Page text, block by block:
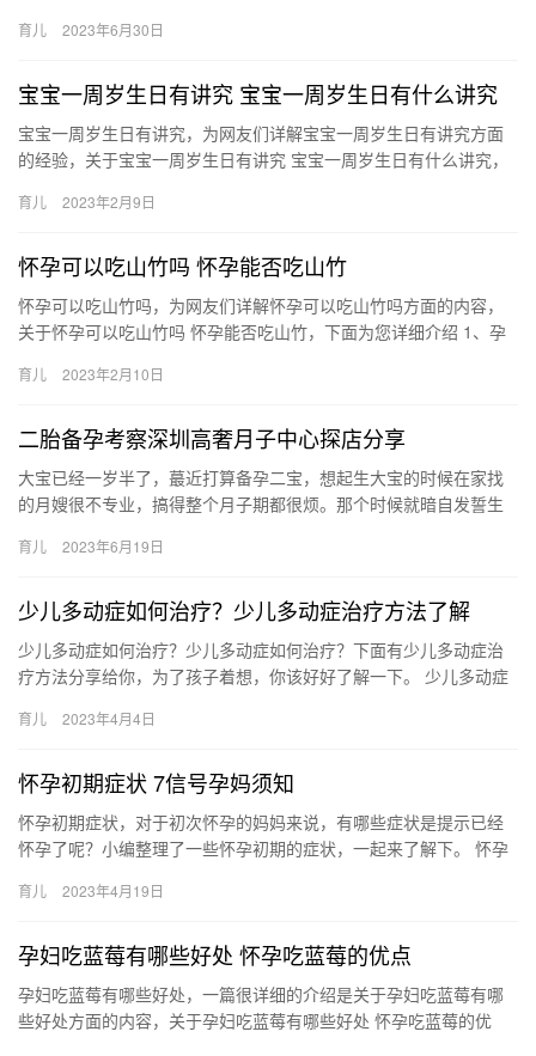
一下…
育儿 2023年6月30日
宝宝一周岁生日有讲究 宝宝一周岁生日有什么讲究
宝宝一周岁生日有讲究，为网友们详解宝宝一周岁生日有讲究方面
的经验，关于宝宝一周岁生日有讲究 宝宝一周岁生日有什么讲究，
宝…
育儿 2023年2月9日
怀孕可以吃山竹吗 怀孕能否吃山竹
怀孕可以吃山竹吗，为网友们详解怀孕可以吃山竹吗方面的内容，
关于怀孕可以吃山竹吗 怀孕能否吃山竹，下面为您详细介绍 1、孕
可…
育儿 2023年2月10日
二胎备孕考察深圳高奢月子中心探店分享
大宝已经一岁半了，蕞近打算备孕二宝，想起生大宝的时候在家找
的月嫂很不专业，搞得整个月子期都很烦。那个时候就暗自发誓生
算备…
育儿 2023年6月19日
少儿多动症如何治疗？少儿多动症治疗方法了解
少儿多动症如何治疗？少儿多动症如何治疗？下面有少儿多动症治
疗方法分享给你，为了孩子着想，你该好好了解一下。 少儿多动症
底…
育儿 2023年4月4日
怀孕初期症状 7信号孕妈须知
怀孕初期症状，对于初次怀孕的妈妈来说，有哪些症状是提示已经
怀孕了呢？小编整理了一些怀孕初期的症状，一起来了解下。 怀孕
看…
育儿 2023年4月19日
孕妇吃蓝莓有哪些好处 怀孕吃蓝莓的优点
孕妇吃蓝莓有哪些好处，一篇很详细的介绍是关于孕妇吃蓝莓有哪
些好处方面的内容，关于孕妇吃蓝莓有哪些好处 怀孕吃蓝莓的优